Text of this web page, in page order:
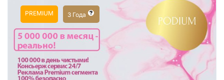
PREMIUM 3 Года